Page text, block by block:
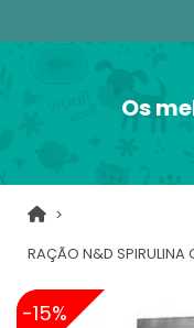
Os
RAÇÃO N&D SPIRULINA
-15%